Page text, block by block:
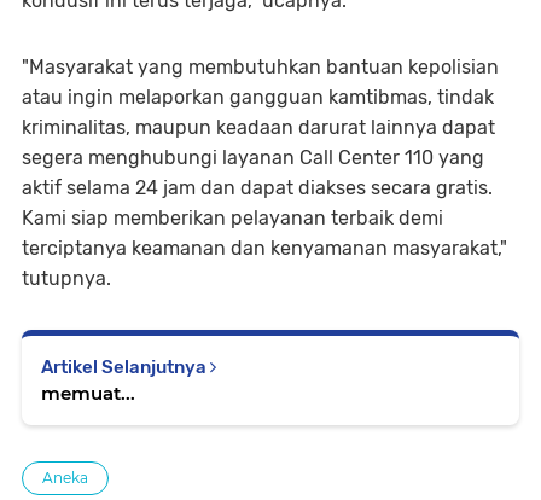
"Masyarakat yang membutuhkan bantuan kepolisian
atau ingin melaporkan gangguan kamtibmas, tindak
kriminalitas, maupun keadaan darurat lainnya dapat
segera menghubungi layanan Call Center 110 yang
aktif selama 24 jam dan dapat diakses secara gratis.
Kami siap memberikan pelayanan terbaik demi
terciptanya keamanan dan kenyamanan masyarakat,"
tutupnya.
Artikel Selanjutnya
memuat...
Aneka